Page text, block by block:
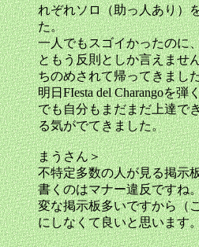
れぞれソロ（助っ人あり）
た。
一人でもスゴイかったのに
ともう反則としか言えませ
ちのめされて帰ってきまし
明日FIesta del Charangoを
でも自分もまだまだ上達で
る気がでてきました。
まうさん＞
不特定多数の人が見る掲示
書くのはマナー違反ですね
変な掲示板多いですから（
にしなくて良いと思います